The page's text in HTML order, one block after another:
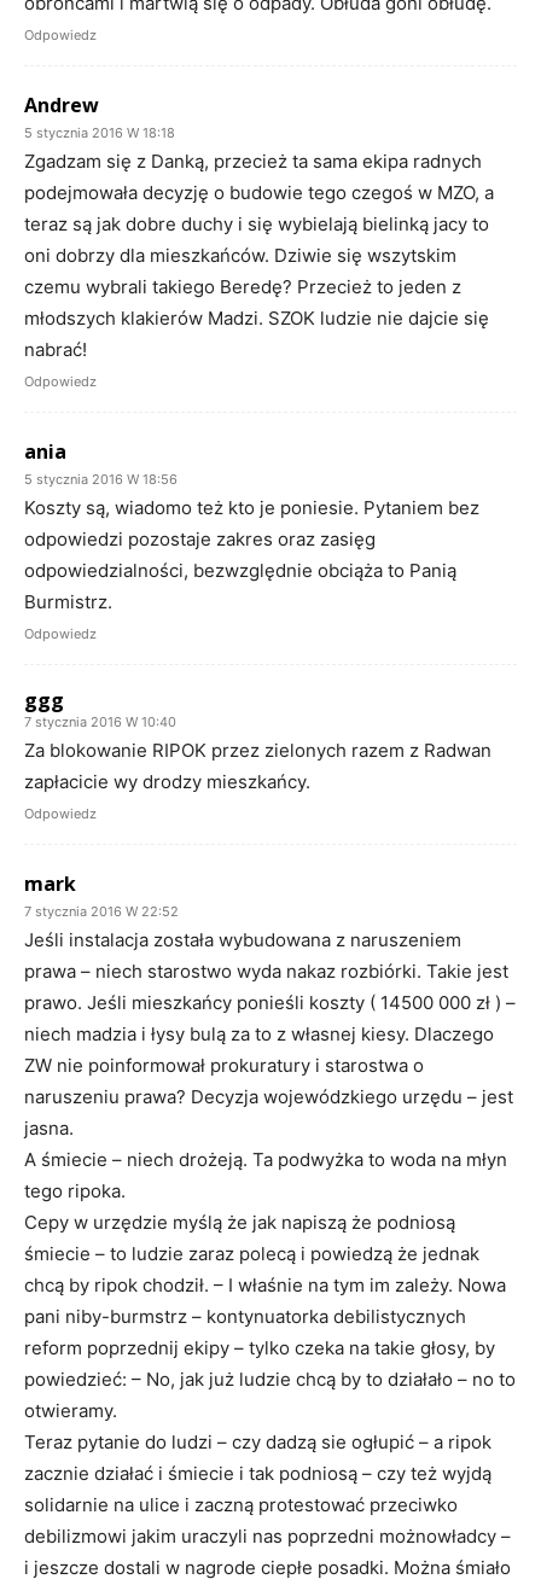
Odpowiedz
Andrew
5 stycznia 2016 W 18:18
Zgadzam się z Danką, przecież ta sama ekipa radnych
podejmowała decyzję o budowie tego czegoś w MZO, a
teraz są jak dobre duchy i się wybielają bielinką jacy to
oni dobrzy dla mieszkańców. Dziwie się wszytskim
czemu wybrali takiego Beredę? Przecież to jeden z
młodszych klakierów Madzi. SZOK ludzie nie dajcie się
nabrać!
Odpowiedz
ania
5 stycznia 2016 W 18:56
Koszty są, wiadomo też kto je poniesie. Pytaniem bez
odpowiedzi pozostaje zakres oraz zasięg
odpowiedzialności, bezwzględnie obciąża to Panią
Burmistrz.
Odpowiedz
ggg
7 stycznia 2016 W 10:40
Za blokowanie RIPOK przez zielonych razem z Radwan
zapłacicie wy drodzy mieszkańcy.
Odpowiedz
mark
7 stycznia 2016 W 22:52
Jeśli instalacja została wybudowana z naruszeniem
prawa – niech starostwo wyda nakaz rozbiórki. Takie jest
prawo. Jeśli mieszkańcy ponieśli koszty ( 14500 000 zł ) –
niech madzia i łysy bulą za to z własnej kiesy. Dlaczego
ZW nie poinformował prokuratury i starostwa o
naruszeniu prawa? Decyzja wojewódzkiego urzędu – jest
jasna.
A śmiecie – niech drożeją. Ta podwyżka to woda na młyn
tego ripoka.
Cepy w urzędzie myślą że jak napiszą że podniosą
śmiecie – to ludzie zaraz polecą i powiedzą że jednak
chcą by ripok chodził. – I właśnie na tym im zależy. Nowa
pani niby-burmstrz – kontynuatorka debilistycznych
reform poprzednij ekipy – tylko czeka na takie głosy, by
powiedzieć: – No, jak już ludzie chcą by to działało – no to
otwieramy.
Teraz pytanie do ludzi – czy dadzą sie ogłupić – a ripok
zacznie działać i śmiecie i tak podniosą – czy też wyjdą
solidarnie na ulice i zaczną protestować przeciwko
debilizmowi jakim uraczyli nas poprzedni możnowładcy –
i jeszcze dostali w nagrode ciepłe posadki. Można śmiało